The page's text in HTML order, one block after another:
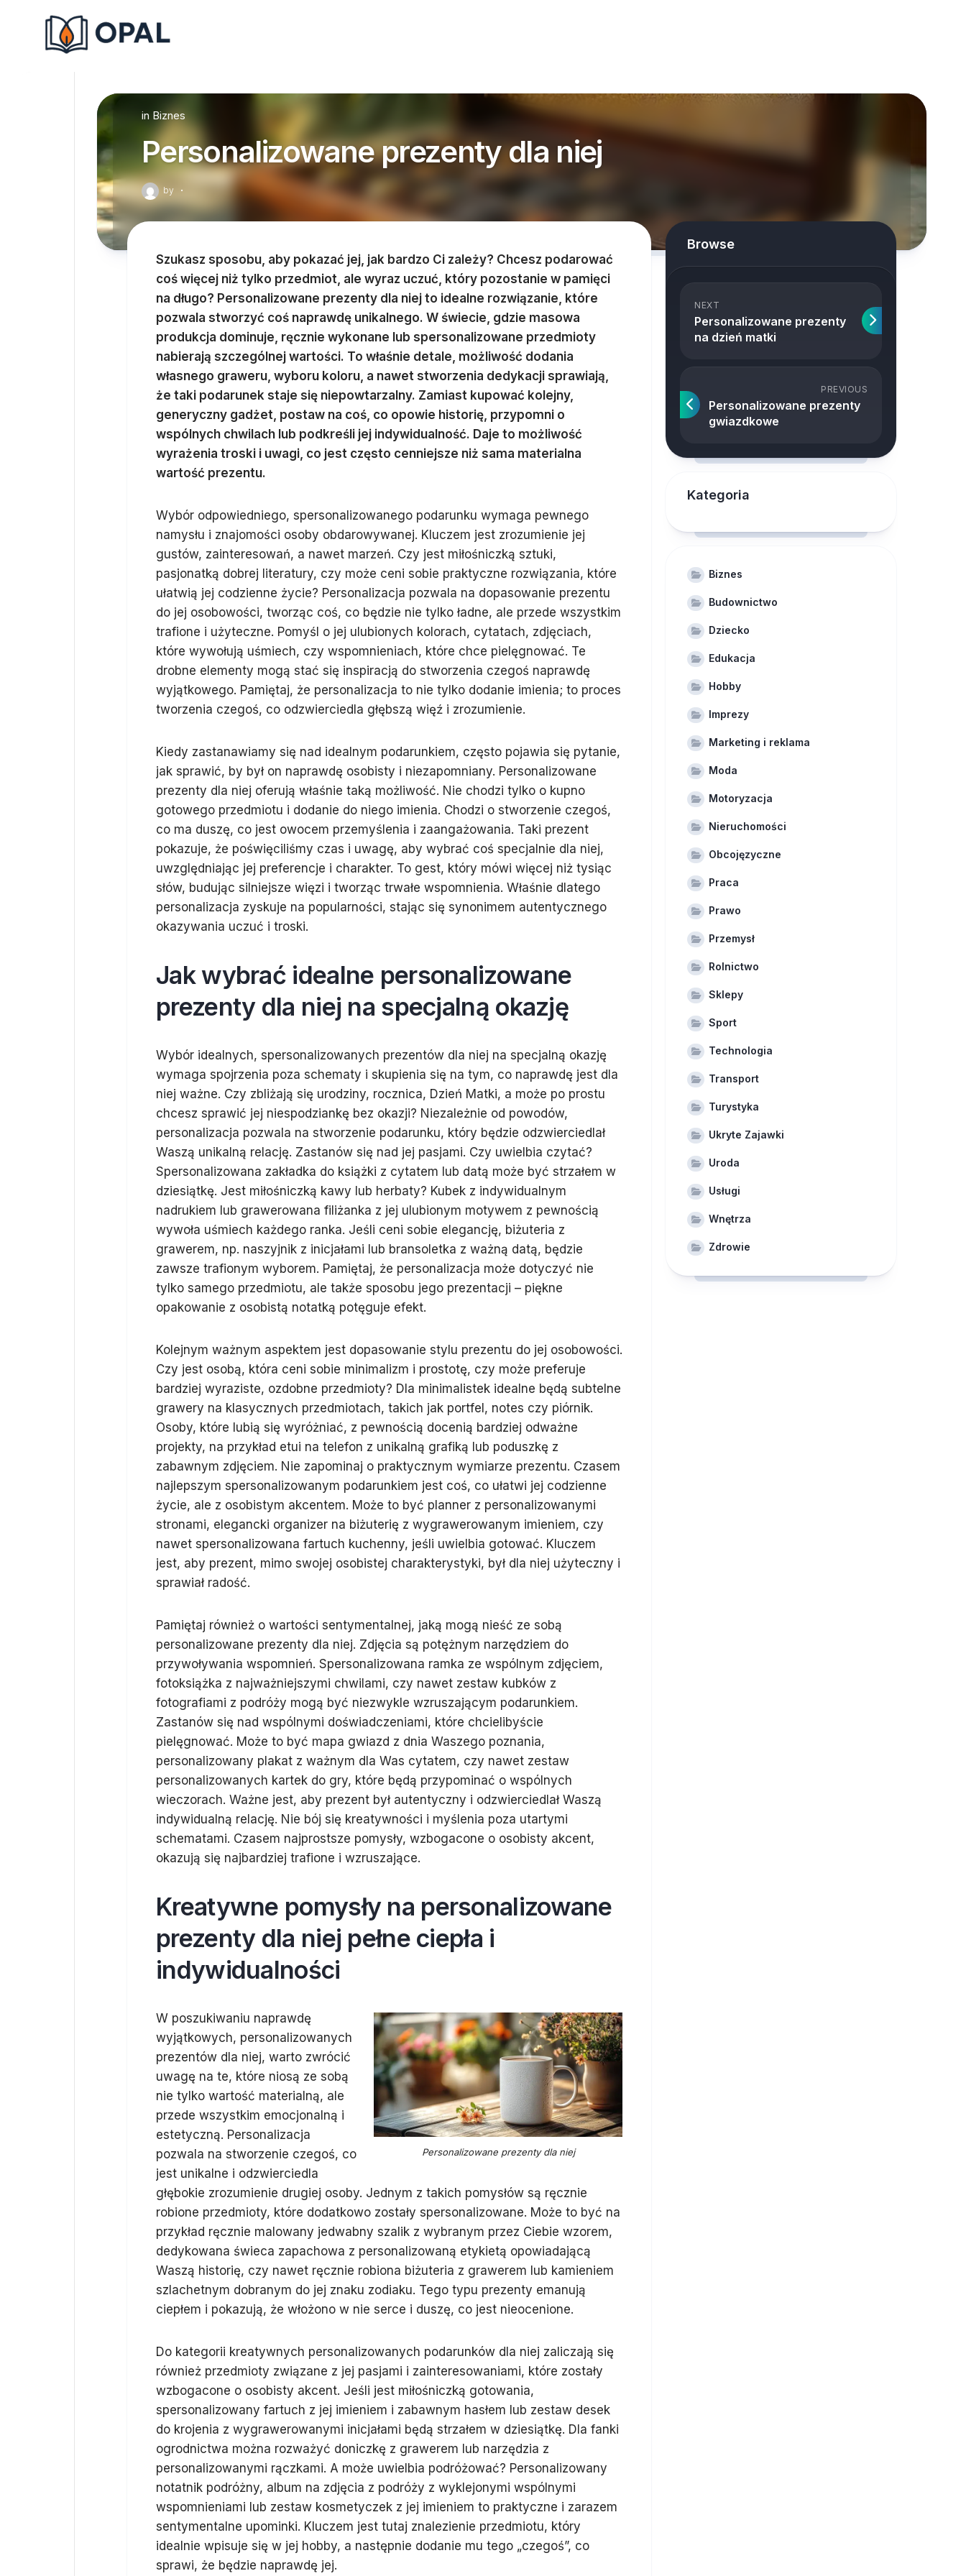
in Biznes
Personalizowane prezenty dla niej
by ·
Szukasz sposobu, aby pokazać jej, jak bardzo Ci zależy? Chcesz podarować
coś więcej niż tylko przedmiot, ale wyraz uczuć, który pozostanie w pamięci
na długo? Personalizowane prezenty dla niej to idealne rozwiązanie, które
pozwala stworzyć coś naprawdę unikalnego. W świecie, gdzie masowa
produkcja dominuje, ręcznie wykonane lub spersonalizowane przedmioty
nabierają szczególnej wartości. To właśnie detale, możliwość dodania
własnego graweru, wyboru koloru, a nawet stworzenia dedykacji sprawiają,
że taki podarunek staje się niepowtarzalny. Zamiast kupować kolejny,
generyczny gadżet, postaw na coś, co opowie historię, przypomni o
wspólnych chwilach lub podkreśli jej indywidualność. Daje to możliwość
wyrażenia troski i uwagi, co jest często cenniejsze niż sama materialna
wartość prezentu.
Wybór odpowiedniego, spersonalizowanego podarunku wymaga pewnego
namysłu i znajomości osoby obdarowywanej. Kluczem jest zrozumienie jej
gustów, zainteresowań, a nawet marzeń. Czy jest miłośniczką sztuki,
pasjonatką dobrej literatury, czy może ceni sobie praktyczne rozwiązania, które
ułatwią jej codzienne życie? Personalizacja pozwala na dopasowanie prezentu
do jej osobowości, tworząc coś, co będzie nie tylko ładne, ale przede wszystkim
trafione i użyteczne. Pomyśl o jej ulubionych kolorach, cytatach, zdjęciach,
które wywołują uśmiech, czy wspomnieniach, które chce pielęgnować. Te
drobne elementy mogą stać się inspiracją do stworzenia czegoś naprawdę
wyjątkowego. Pamiętaj, że personalizacja to nie tylko dodanie imienia; to proces
tworzenia czegoś, co odzwierciedla głębszą więź i zrozumienie.
Kiedy zastanawiamy się nad idealnym podarunkiem, często pojawia się pytanie,
jak sprawić, by był on naprawdę osobisty i niezapomniany. Personalizowane
prezenty dla niej oferują właśnie taką możliwość. Nie chodzi tylko o kupno
gotowego przedmiotu i dodanie do niego imienia. Chodzi o stworzenie czegoś,
co ma duszę, co jest owocem przemyślenia i zaangażowania. Taki prezent
pokazuje, że poświęciliśmy czas i uwagę, aby wybrać coś specjalnie dla niej,
uwzględniając jej preferencje i charakter. To gest, który mówi więcej niż tysiąc
słów, budując silniejsze więzi i tworząc trwałe wspomnienia. Właśnie dlatego
personalizacja zyskuje na popularności, stając się synonimem autentycznego
okazywania uczuć i troski.
Jak wybrać idealne personalizowane
prezenty dla niej na specjalną okazję
Wybór idealnych, spersonalizowanych prezentów dla niej na specjalną okazję
wymaga spojrzenia poza schematy i skupienia się na tym, co naprawdę jest dla
niej ważne. Czy zbliżają się urodziny, rocznica, Dzień Matki, a może po prostu
chcesz sprawić jej niespodziankę bez okazji? Niezależnie od powodów,
personalizacja pozwala na stworzenie podarunku, który będzie odzwierciedlał
Waszą unikalną relację. Zastanów się nad jej pasjami. Czy uwielbia czytać?
Spersonalizowana zakładka do książki z cytatem lub datą może być strzałem w
dziesiątkę. Jest miłośniczką kawy lub herbaty? Kubek z indywidualnym
nadrukiem lub grawerowana filiżanka z jej ulubionym motywem z pewnością
wywoła uśmiech każdego ranka. Jeśli ceni sobie elegancję, biżuteria z
grawerem, np. naszyjnik z inicjałami lub bransoletka z ważną datą, będzie
zawsze trafionym wyborem. Pamiętaj, że personalizacja może dotyczyć nie
tylko samego przedmiotu, ale także sposobu jego prezentacji – piękne
opakowanie z osobistą notatką potęguje efekt.
Kolejnym ważnym aspektem jest dopasowanie stylu prezentu do jej osobowości.
Czy jest osobą, która ceni sobie minimalizm i prostotę, czy może preferuje
bardziej wyraziste, ozdobne przedmioty? Dla minimalistek idealne będą subtelne
grawery na klasycznych przedmiotach, takich jak portfel, notes czy piórnik.
Osoby, które lubią się wyróżniać, z pewnością docenią bardziej odważne
projekty, na przykład etui na telefon z unikalną grafiką lub poduszkę z
zabawnym zdjęciem. Nie zapominaj o praktycznym wymiarze prezentu. Czasem
najlepszym spersonalizowanym podarunkiem jest coś, co ułatwi jej codzienne
życie, ale z osobistym akcentem. Może to być planner z personalizowanymi
stronami, elegancki organizer na biżuterię z wygrawerowanym imieniem, czy
nawet spersonalizowana fartuch kuchenny, jeśli uwielbia gotować. Kluczem
jest, aby prezent, mimo swojej osobistej charakterystyki, był dla niej użyteczny i
sprawiał radość.
Pamiętaj również o wartości sentymentalnej, jaką mogą nieść ze sobą
personalizowane prezenty dla niej. Zdjęcia są potężnym narzędziem do
przywoływania wspomnień. Spersonalizowana ramka ze wspólnym zdjęciem,
fotoksiążka z najważniejszymi chwilami, czy nawet zestaw kubków z
fotografiami z podróży mogą być niezwykle wzruszającym podarunkiem.
Zastanów się nad wspólnymi doświadczeniami, które chcielibyście
pielęgnować. Może to być mapa gwiazd z dnia Waszego poznania,
personalizowany plakat z ważnym dla Was cytatem, czy nawet zestaw
personalizowanych kartek do gry, które będą przypominać o wspólnych
wieczorach. Ważne jest, aby prezent był autentyczny i odzwierciedlał Waszą
indywidualną relację. Nie bój się kreatywności i myślenia poza utartymi
schematami. Czasem najprostsze pomysły, wzbogacone o osobisty akcent,
okazują się najbardziej trafione i wzruszające.
Kreatywne pomysły na personalizowane
prezenty dla niej pełne ciepła i
indywidualności
Personalizowane prezenty dla niej
W poszukiwaniu naprawdę
wyjątkowych, personalizowanych
prezentów dla niej, warto zwrócić
uwagę na te, które niosą ze sobą
nie tylko wartość materialną, ale
przede wszystkim emocjonalną i
estetyczną. Personalizacja
pozwala na stworzenie czegoś, co
jest unikalne i odzwierciedla
głębokie zrozumienie drugiej osoby. Jednym z takich pomysłów są ręcznie
robione przedmioty, które dodatkowo zostały spersonalizowane. Może to być na
przykład ręcznie malowany jedwabny szalik z wybranym przez Ciebie wzorem,
dedykowana świeca zapachowa z personalizowaną etykietą opowiadającą
Waszą historię, czy nawet ręcznie robiona biżuteria z grawerem lub kamieniem
szlachetnym dobranym do jej znaku zodiaku. Tego typu prezenty emanują
ciepłem i pokazują, że włożono w nie serce i duszę, co jest nieocenione.
Do kategorii kreatywnych personalizowanych podarunków dla niej zaliczają się
również przedmioty związane z jej pasjami i zainteresowaniami, które zostały
wzbogacone o osobisty akcent. Jeśli jest miłośniczką gotowania,
spersonalizowany fartuch z jej imieniem i zabawnym hasłem lub zestaw desek
do krojenia z wygrawerowanymi inicjałami będą strzałem w dziesiątkę. Dla fanki
ogrodnictwa można rozważyć doniczkę z grawerem lub narzędzia z
personalizowanymi rączkami. A może uwielbia podróżować? Personalizowany
notatnik podróżny, album na zdjęcia z podróży z wyklejonymi wspólnymi
wspomnieniami lub zestaw kosmetyczek z jej imieniem to praktyczne i zarazem
sentymentalne upominki. Kluczem jest tutaj znalezienie przedmiotu, który
idealnie wpisuje się w jej hobby, a następnie dodanie mu tego „czegoś”, co
sprawi, że będzie naprawdę jej.
Browse
NEXT
Personalizowane prezenty
na dzień matki
PREVIOUS
Personalizowane prezenty
gwiazdkowe
Kategoria
Biznes
Budownictwo
Dziecko
Edukacja
Hobby
Imprezy
Marketing i reklama
Moda
Motoryzacja
Nieruchomości
Obcojęzyczne
Praca
Prawo
Przemysł
Rolnictwo
Sklepy
Sport
Technologia
Transport
Turystyka
Ukryte Zajawki
Uroda
Usługi
Wnętrza
Zdrowie